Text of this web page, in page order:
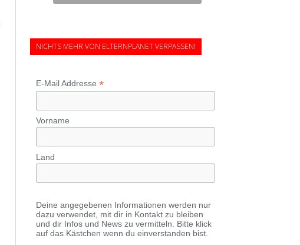
NICHTS MEHR VON ELTERNPLANET VERPASSEN!
E-Mail Addresse *
Vorname
Land
Deine angegebenen Informationen werden nur
dazu verwendet, mit dir in Kontakt zu bleiben
und dir Infos und News zu vermitteln. Bitte klick
auf das Kästchen wenn du einverstanden bist.